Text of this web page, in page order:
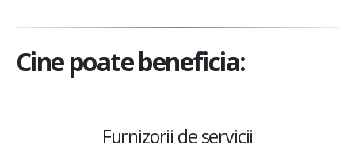
Cine poate beneficia:
Furnizorii de servicii